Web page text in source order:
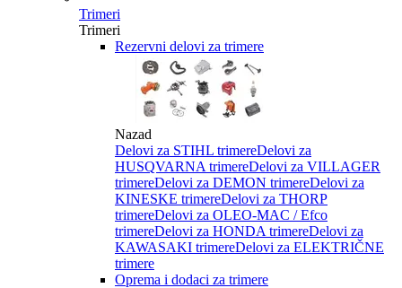
Trimeri
Trimeri
Rezervni delovi za trimere
Nazad
Delovi za STIHL trimereDelovi za
HUSQVARNA trimereDelovi za VILLAGER
trimereDelovi za DEMON trimereDelovi za
KINESKE trimereDelovi za THORP
trimereDelovi za OLEO-MAC / Efco
trimereDelovi za HONDA trimereDelovi za
KAWASAKI trimereDelovi za ELEKTRIČNE
trimere
Oprema i dodaci za trimere